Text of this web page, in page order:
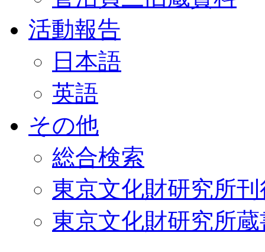
活動報告
日本語
英語
その他
総合検索
東京文化財研究所
東京文化財研究所